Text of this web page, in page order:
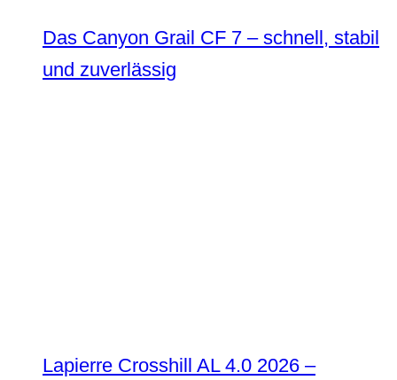
Das Canyon Grail CF 7 – schnell, stabil
und zuverlässig
Lapierre Crosshill AL 4.0 2026 –